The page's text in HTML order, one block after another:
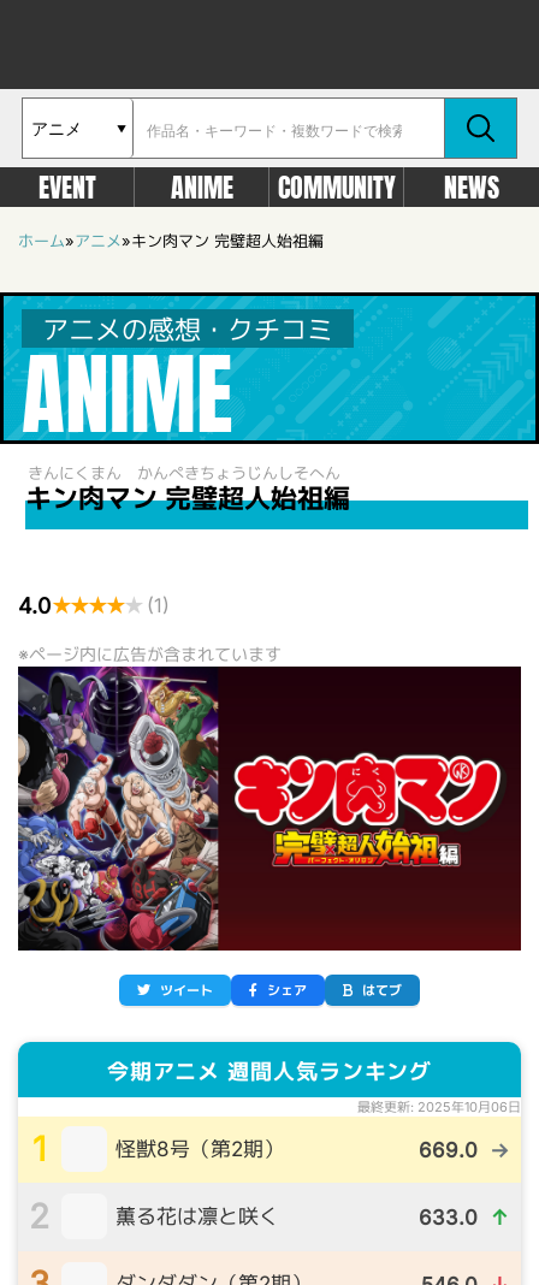
EVENT ANIME COMMUNITY NEWS
ホーム»アニメ»キン肉マン 完璧超人始祖編
アニメの感想・クチコミ
ANIME
きんにくまん かんぺきちょうじんしそへん
キン肉マン 完璧超人始祖編
4.0★★★★★ (1)
※ページ内に広告が含まれています
ツイート シェア はてブ
今期アニメ 週間人気ランキング
最終更新: 2025年10月06日
1 怪獣8号（第2期） 669.0 →
2 薫る花は凛と咲く 633.0 ↑